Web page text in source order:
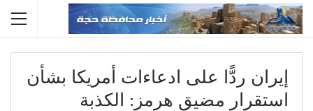
إيران ردًّا على ادعاءات أمريكا بشأن
استقرار مضيق هرمز: الكذبة